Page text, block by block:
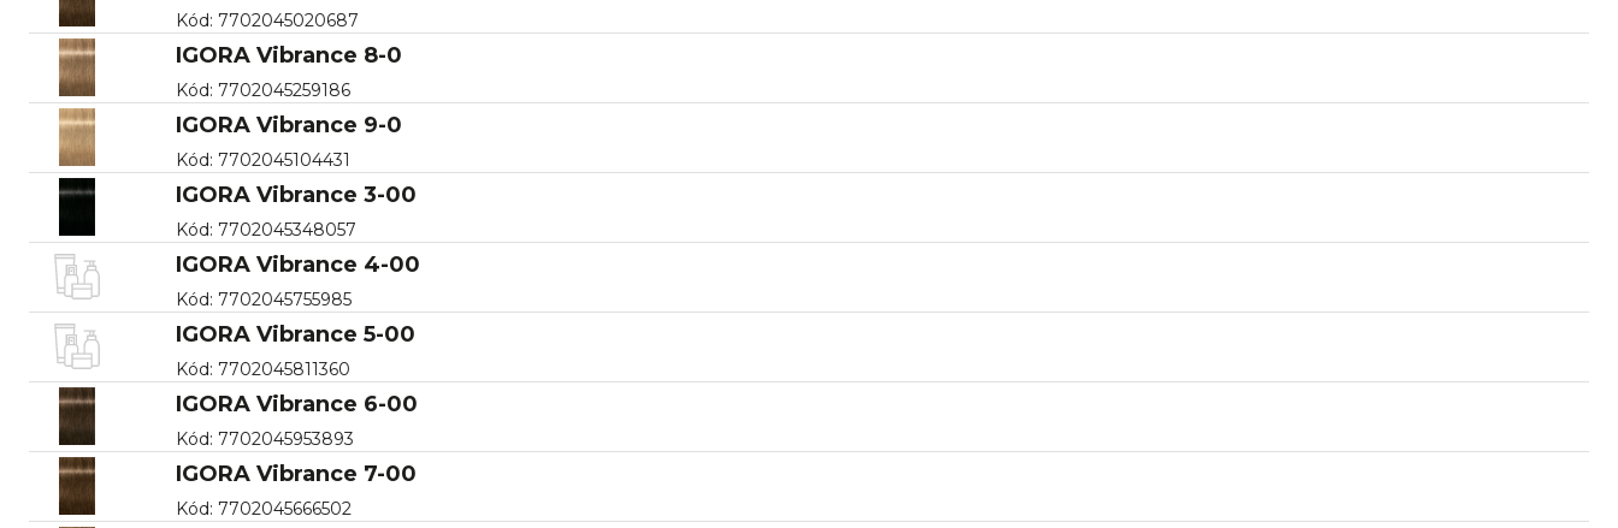
Kód: 7702045020687
IGORA Vibrance 8-0
Kód: 7702045259186
IGORA Vibrance 9-0
Kód: 7702045104431
IGORA Vibrance 3-00
Kód: 7702045348057
IGORA Vibrance 4-00
Kód: 7702045755985
IGORA Vibrance 5-00
Kód: 7702045811360
IGORA Vibrance 6-00
Kód: 7702045953893
IGORA Vibrance 7-00
Kód: 7702045666502